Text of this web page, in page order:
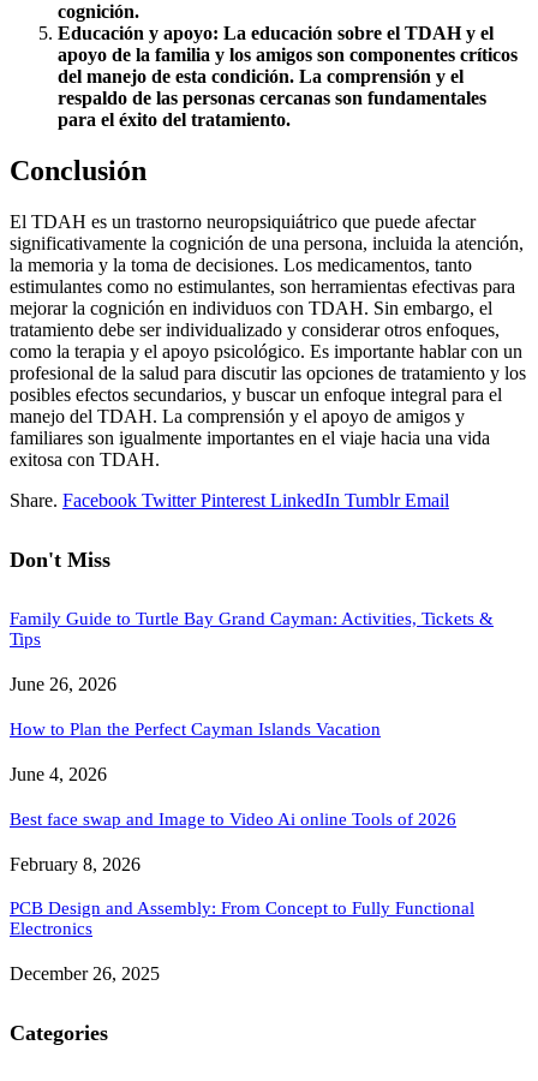
cognición.
Educación y apoyo: La educación sobre el TDAH y el
apoyo de la familia y los amigos son componentes críticos
del manejo de esta condición. La comprensión y el
respaldo de las personas cercanas son fundamentales
para el éxito del tratamiento.
Conclusión
El TDAH es un trastorno neuropsiquiátrico que puede afectar
significativamente la cognición de una persona, incluida la atención,
la memoria y la toma de decisiones. Los medicamentos, tanto
estimulantes como no estimulantes, son herramientas efectivas para
mejorar la cognición en individuos con TDAH. Sin embargo, el
tratamiento debe ser individualizado y considerar otros enfoques,
como la terapia y el apoyo psicológico. Es importante hablar con un
profesional de la salud para discutir las opciones de tratamiento y los
posibles efectos secundarios, y buscar un enfoque integral para el
manejo del TDAH. La comprensión y el apoyo de amigos y
familiares son igualmente importantes en el viaje hacia una vida
exitosa con TDAH.
Share. Facebook Twitter Pinterest LinkedIn Tumblr Email
Don't Miss
Family Guide to Turtle Bay Grand Cayman: Activities, Tickets &
Tips
June 26, 2026
How to Plan the Perfect Cayman Islands Vacation
June 4, 2026
Best face swap and Image to Video Ai online Tools of 2026
February 8, 2026
PCB Design and Assembly: From Concept to Fully Functional
Electronics
December 26, 2025
Categories